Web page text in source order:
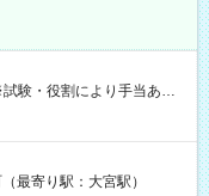
払い）オプションあ
間ほどで給与の一部を受け
休憩1時間） 時給1,300円
の役割により時給＋100
最寄り駅：大宮駅）